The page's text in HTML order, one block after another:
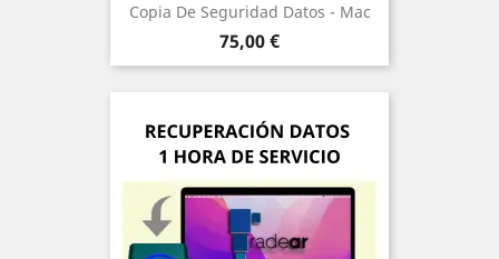
Copia De Seguridad Datos - Mac
Precio
75,00 €